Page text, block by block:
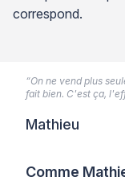
correspond.
Comme
“On ne vend plus
fait bien. C'est ça,
Mathieu